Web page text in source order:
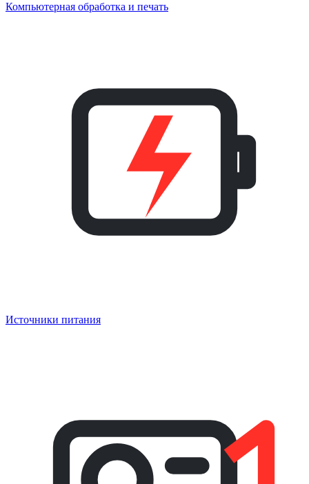
Компьютерная обработка и печать
Источники питания